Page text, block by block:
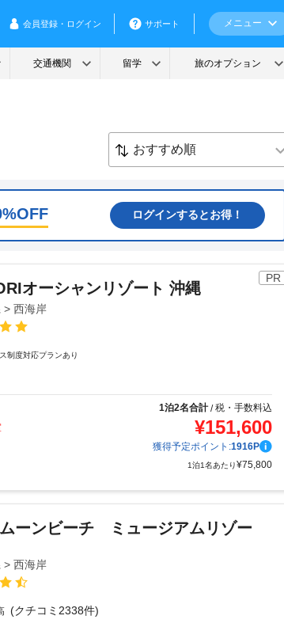
%OFF ログインするとお得！
PR
オーシャンリゾート 沖縄
> 西海岸
制度対応プランあり
1泊2名合計/税・手数料込
¥151,600
獲得予定ポイント:1916P
1泊1名あたり¥75,800
ーンビーチ ミュージアムリゾー
> 西海岸
(クチコミ2338件)